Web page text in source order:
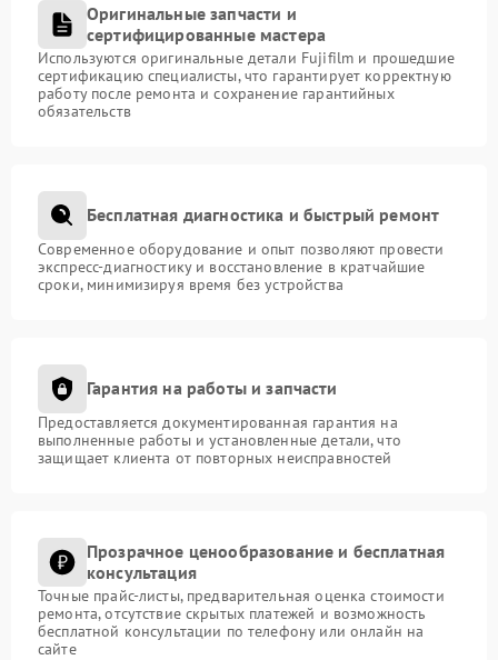
Оригинальные запчасти и
сертифицированные мастера
Используются оригинальные детали Fujifilm и прошедшие
сертификацию специалисты, что гарантирует корректную
работу после ремонта и сохранение гарантийных
обязательств
Бесплатная диагностика и быстрый ремонт
Современное оборудование и опыт позволяют провести
экспресс-диагностику и восстановление в кратчайшие
сроки, минимизируя время без устройства
Гарантия на работы и запчасти
Предоставляется документированная гарантия на
выполненные работы и установленные детали, что
защищает клиента от повторных неисправностей
Прозрачное ценообразование и бесплатная
консультация
Точные прайс-листы, предварительная оценка стоимости
ремонта, отсутствие скрытых платежей и возможность
бесплатной консультации по телефону или онлайн на
сайте